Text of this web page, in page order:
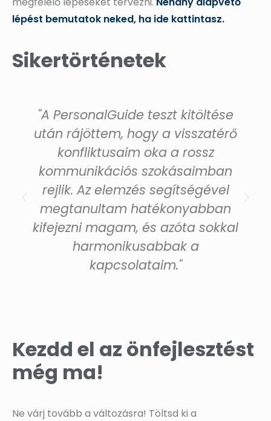
lépést bemutatok neked, ha ide kattintasz.
Sikertörténetek
"A PersonalGuide teszt kitöltése
után rájöttem, hogy a visszatérő
konfliktusaim oka a rossz
kommunikációs szokásaimban
rejlik. Az elemzés segítségével
megtanultam hatékonyabban
kifejezni magam, és azóta sokkal
harmonikusabbak a
kapcsolataim."
Kezdd el az önfejlesztést
még ma!
Ne várj tovább a változásra! Töltsd ki a